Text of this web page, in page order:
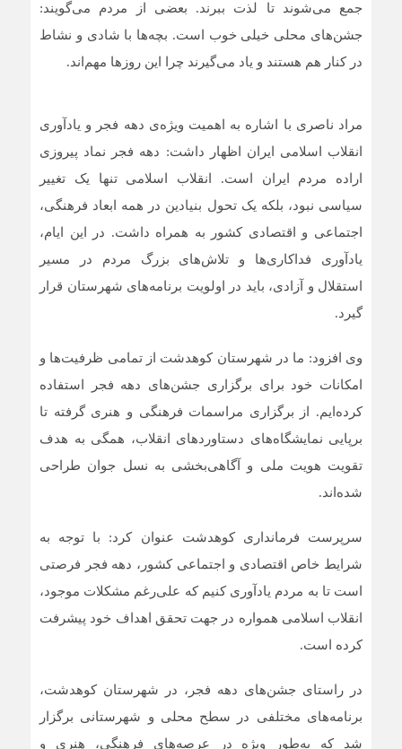
جمع می‌شوند تا لذت ببرند. بعضی از مردم می‌گویند:
جشن‌های محلی خیلی خوب است. بچه‌ها با شادی و نشاط
در کنار هم هستند و یاد می‌گیرند چرا این روزها مهم‌اند.
مراد ناصری با اشاره به اهمیت ویژه‌ی دهه فجر و یادآوری
انقلاب اسلامی ایران اظهار داشت: دهه فجر نماد پیروزی
اراده مردم ایران است. انقلاب اسلامی تنها یک تغییر
سیاسی نبود، بلکه یک تحول بنیادین در همه ابعاد فرهنگی،
اجتماعی و اقتصادی کشور به همراه داشت. در این ایام،
یادآوری فداکاری‌ها و تلاش‌های بزرگ مردم در مسیر
استقلال و آزادی، باید در اولویت برنامه‌های شهرستان قرار
گیرد.
وی افزود: ما در شهرستان کوهدشت از تمامی ظرفیت‌ها و
امکانات خود برای برگزاری جشن‌های دهه فجر استفاده
کرده‌ایم. از برگزاری مراسمات فرهنگی و هنری گرفته تا
برپایی نمایشگاه‌های دستاوردهای انقلاب، همگی به هدف
تقویت هویت ملی و آگاهی‌بخشی به نسل جوان طراحی
شده‌اند.
سرپرست فرمانداری کوهدشت عنوان کرد: با توجه به
شرایط خاص اقتصادی و اجتماعی کشور، دهه فجر فرصتی
است تا به مردم یادآوری کنیم که علی‌رغم مشکلات موجود،
انقلاب اسلامی همواره در جهت تحقق اهداف خود پیشرفت
کرده است.
در راستای جشن‌های دهه فجر، در شهرستان کوهدشت،
برنامه‌های مختلفی در سطح محلی و شهرستانی برگزار
شد که به‌طور ویژه در عرصه‌های فرهنگی، هنری و